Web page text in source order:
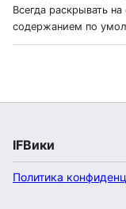
Всегда раскрывать
содержанием по
IFВики
Политика